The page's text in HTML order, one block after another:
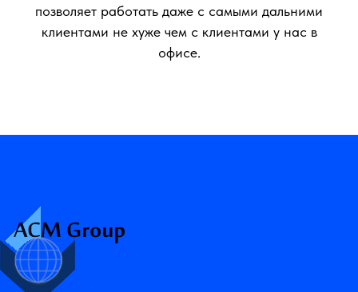
позволяет работать даже с самыми дальними
клиентами не хуже чем с клиентами у нас в
офисе.